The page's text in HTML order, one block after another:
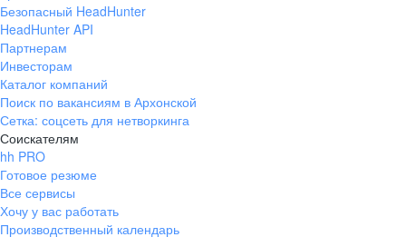
Безопасный HeadHunter
HeadHunter API
Партнерам
Инвесторам
Каталог компаний
Поиск по вакансиям в Архонской
Сетка: соцсеть для нетворкинга
Соискателям
hh PRO
Готовое резюме
Все сервисы
Хочу у вас работать
Производственный календарь